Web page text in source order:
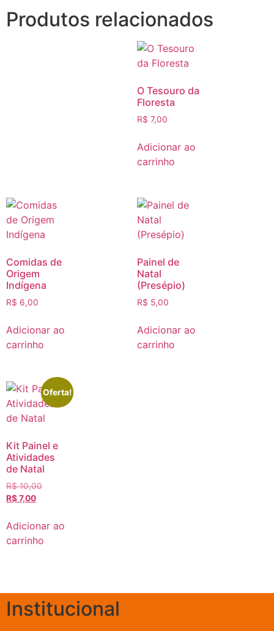
Produtos relacionados
O Tesouro da
Floresta
R$ 7,00
Adicionar ao
carrinho
Comidas de
Origem
Indígena
R$ 6,00
Adicionar ao
carrinho
Painel de
Natal
(Presépio)
R$ 5,00
Adicionar ao
carrinho
Oferta!
Kit Painel e
Atividades
de Natal
R$10,00
R$7,00
Adicionar ao
carrinho
Institucional